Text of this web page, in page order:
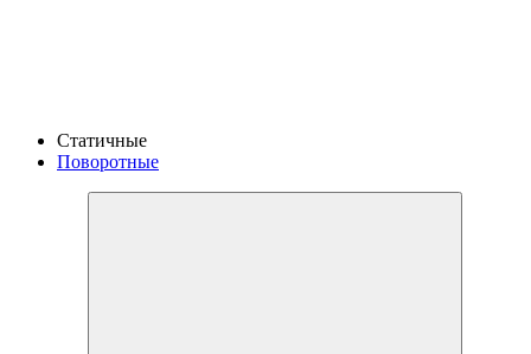
Статичные
Поворотные